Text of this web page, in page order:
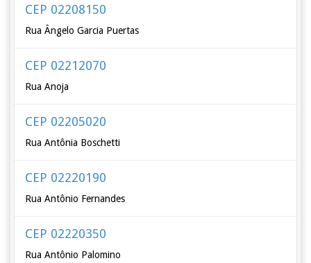
CEP 02208150
Rua Ângelo Garcia Puertas
CEP 02212070
Rua Anoja
CEP 02205020
Rua Antônia Boschetti
CEP 02220190
Rua Antônio Fernandes
CEP 02220350
Rua Antônio Palomino